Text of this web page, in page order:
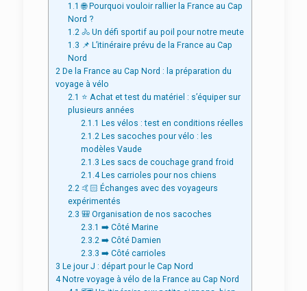
1.1 🌐 Pourquoi vouloir rallier la France au Cap
Nord ?
1.2 🚴 Un défi sportif au poil pour notre meute
1.3 📌 L’itinéraire prévu de la France au Cap
Nord
2 De la France au Cap Nord : la préparation du
voyage à vélo
2.1 ⭐ Achat et test du matériel : s’équiper sur
plusieurs années
2.1.1 Les vélos : test en conditions réelles
2.1.2 Les sacoches pour vélo : les
modèles Vaude
2.1.3 Les sacs de couchage grand froid
2.1.4Les carrioles pour nos chiens
2.2 🤙🏻 Échanges avec des voyageurs
expérimentés
2.3 🎒 Organisation de nos sacoches
2.3.1 ➡️ Côté Marine
2.3.2 ➡️ Côté Damien
2.3.3 ➡️ Côté carrioles
3 Le jour J : départ pour le Cap Nord
4Notre voyage à vélo de la France au Cap Nord